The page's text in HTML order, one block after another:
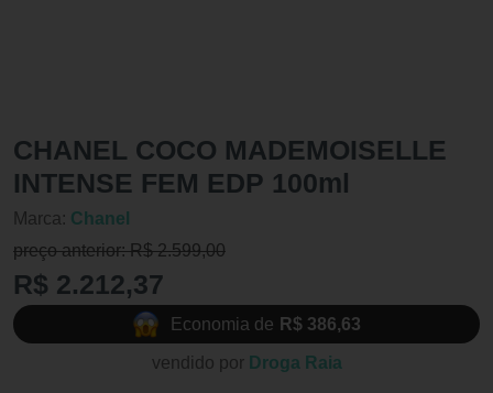
CHANEL COCO MADEMOISELLE
INTENSE FEM EDP 100ml
Marca: Chanel
preço anterior: R$ 2.599,00
R$ 2.212,37
Economia de R$ 386,63
vendido por Droga Raia